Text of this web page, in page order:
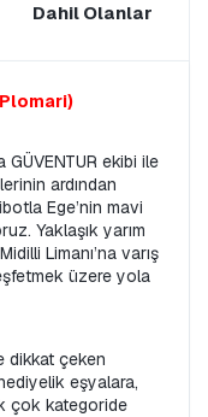
Dahil Olanlar
GÜVENTUR ekibi ile
ardından
Ege’nin mavi
Yaklaşık yarım
Limanı’na varış
üzere yola
eşyalara,
çok kategoride